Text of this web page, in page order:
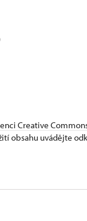
Creative
obsahu uvádějte